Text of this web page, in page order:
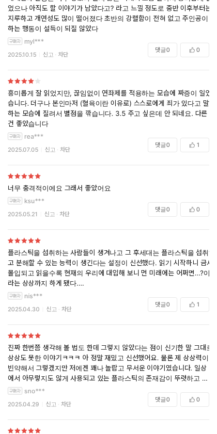
었으나 아직도 할 이야기가 남았다고? 라고 느낄 정도로 중반 이후부터는
지루하고 개연성도 많이 떨어졌다 초반의 강렬함이 전혀 없고 주인공이
하는 행동이 설득이 되질 않았다
myl***
2025.10.15 신고 차단
댓글0 0
흥미롭게 잘 읽었지만, 끊임없이 연좌제를 적용하는 모습에 짜증이 일었
습니다. 더구나 본인마저 (혈육이란 이유로) 스스로에게 죄가 있다고 말
하는 모습에 질려서 별점을 깎습니다. 3.5 주고 싶은데 안 되네요. 다른
건 좋았습니다
rea***
2025.07.05 신고 차단
댓글0 1
너무 충격적이에요 그래서 좋았어요
ksu***
2025.05.21 신고 차단
댓글0 0
플라스틱을 섭취하는 사람들이 생겨나고 그 후세대는 플라스틱을 섭취하
고 분해할 수 있는 능력이 생긴다는 설정이 신선했다. 읽기 시작하니 금세
몰입되고 읽을수록 현재의 우리에 대입해 보니 먼 미래에는 어쩌면...?이
라는 상상까지 하게 됐다.
책 속의 플라스틱 세대들은 꼭 마약에 절어있는 것 같았고 플라스틱 음식
을 금지했을 때 이때는 기회다 싶어 쟁여놓은 물건에 비싼 금액을 붙여 폭
리는 취하는 상인이나 물건을 뺏기위해 서로 뒤엉켜 싸우는 모습은 그야
말로 아비규환이었다.
플라스틱 세대라는 게 사실은 이미 우리에게 이미 일어나고 있는 일인지
도 모르겠다. 알게모르게 미세 플라스틱에 노출되어 있는 우리의 미래는
어떻게 될까 생각해보게 된 책이었다.
nis***
2025.04.30 신고 차단
댓글0 1
진짜 한번쯤 생각해 볼 법도 한데 그렇지 않았다는 점이 신기한 말 그대로
상상도 못한 이야기ㅋㅋㅋ 아 정말 재밌고 신선했어요. 물론 제 상상력이
빈약해서 그렇겠지만 저에겐 꽤나 놀랍고 무서운 이야기였습니다. 일상
에서 아무렇지도 않게 사용되고 있는 플라스틱의 존재감이 뚜렷하고 무
겁게 다가오네요. 여러가지 감상을 느낄 수 있는 가치있고 재밌는 작품입
sno***
2025.04.29 신고 차단
댓글0 0